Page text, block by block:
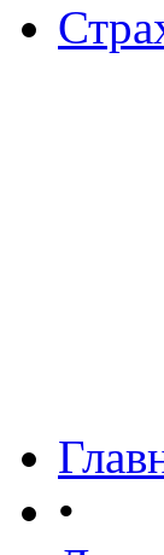
•